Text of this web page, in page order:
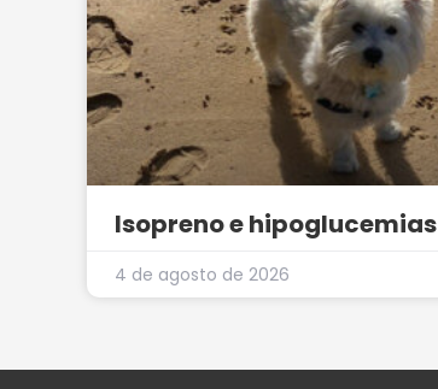
Isopreno e hipoglucemias
4 de agosto de 2026